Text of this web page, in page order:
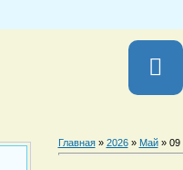
Главная» 2026 » Май » 09